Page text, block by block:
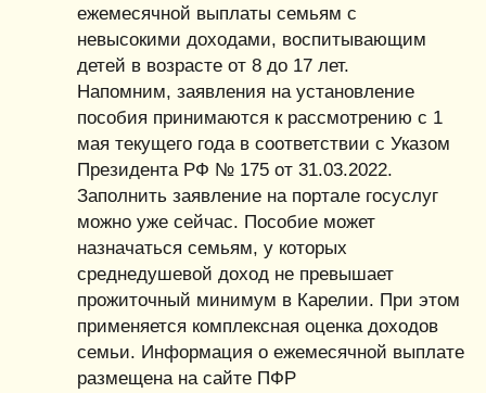
ежемесячной выплаты семьям с
невысокими доходами, воспитывающим
детей в возрасте от 8 до 17 лет.
Напомним, заявления на установление
пособия принимаются к рассмотрению с 1
мая текущего года в соответствии с Указом
Президента РФ № 175 от 31.03.2022.
Заполнить заявление на портале госуслуг
можно уже сейчас. Пособие может
назначаться семьям, у которых
среднедушевой доход не превышает
прожиточный минимум в Карелии. При этом
применяется комплексная оценка доходов
семьи. Информация о ежемесячной выплате
размещена на сайте ПФР